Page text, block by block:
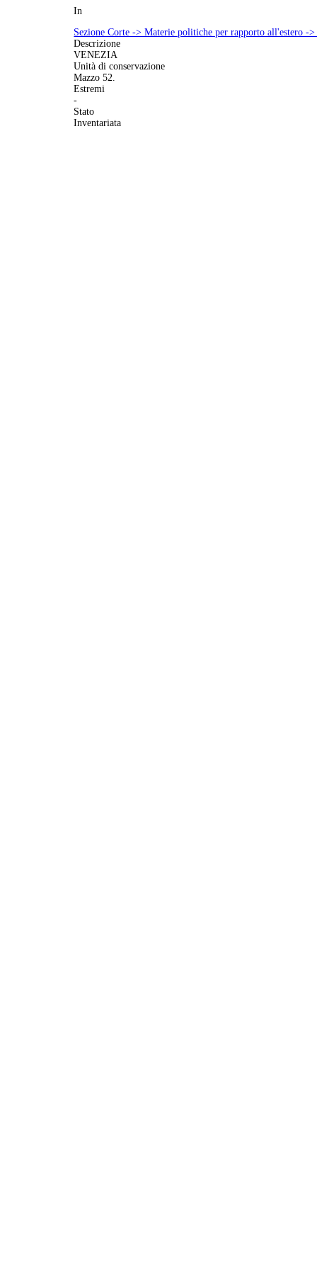
In
Sezione Corte -> Materie politiche per rapporto all'estero
Descrizione
VENEZIA
Unità di conservazione
Mazzo 52.
Estremi
-
Stato
Inventariata